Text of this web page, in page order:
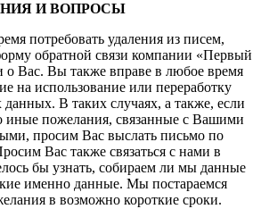
И ВОПРОСЫ
потребовать удаления из писем,
обратной связи компании «Первый
Вас. Вы также вправе в любое время
на использование или переработку
В таких случаях, а также, если
иные пожелания, связанные с Вашими
просим Вас выслать письмо по
Вас также связаться с нами в
бы узнать, собираем ли мы данные
именно данные. Мы постараемся
в возможно короткие сроки.